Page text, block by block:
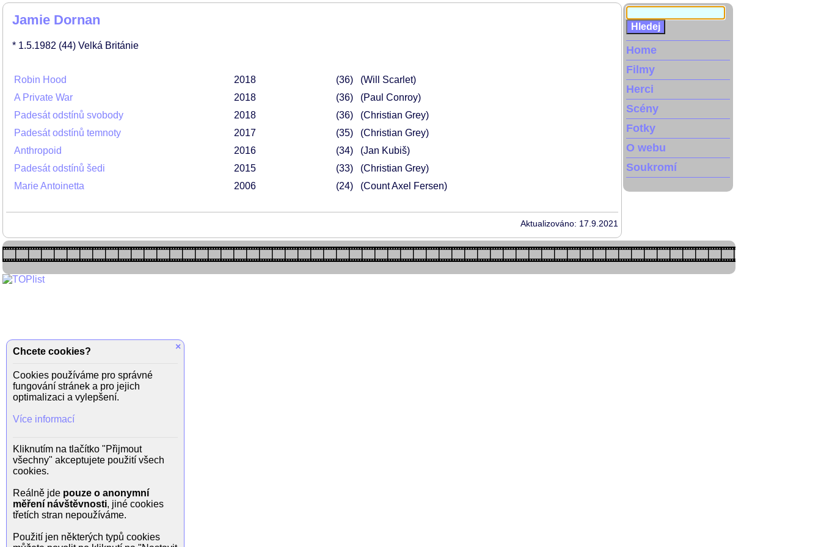
Jamie Dornan
* 1.5.1982 (44) Velká Británie
Robin Hood 2018 36
(Will Scarlet)
A Private War
2018 36
(Paul Conroy)
Padesát odstínů svobody
2018 36
(Christian Grey)
Padesát odstínů temnoty
2017 35
(Christian Grey)
Anthropoid
2016 34
(Jan Kubiš)
Padesát odstínů šedi
2015 33
(Christian Grey)
Marie Antoinetta
2006 24 (Count Axel Fersen)
Aktualizováno: 17.9.2021
Home
Filmy
Herci
Scény
Fotky
O webu
Soukromí
×
Chcete cookies?
Cookies používáme pro správné
fungování stránek a pro jejich
optimalizaci a vylepšení.
Více informací
Kliknutím na tlačítko "Přijmout
všechny" akceptujete použití všech
cookies.
Reálně jde pouze o anonymní
měření návštěvnosti, jiné cookies
třetích stran nepoužíváme.
Použití jen některých typů cookies